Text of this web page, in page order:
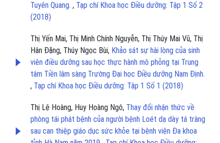
Tuyên Quang. , Tạp chí Khoa học Điều dưỡng: Tập 1 Số 2
(2018)
Thị Yến Mai, Thị Minh Chính Nguyễn, Thị Thúy Mai Vũ, Thị
Hân Đặng, Thúy Ngọc Bùi, Khảo sát sự hài lòng của sinh
viên điều dưỡng sau học thực hành mô phỏng tại Trung
tâm Tiền lâm sàng Trường Đại học Điều dưỡng Nam Định.
, Tạp chí Khoa học Điều dưỡng: Tập 1 Số 1 (2018)
Thị Lệ Hoàng, Huy Hoàng Ngô, Thay đổi nhận thức về
phòng tái phát bệnh của người bệnh Loét dạ dày tá tràng
sau can thiệp giáo dục sức khỏe tại bệnh viện Đa khoa